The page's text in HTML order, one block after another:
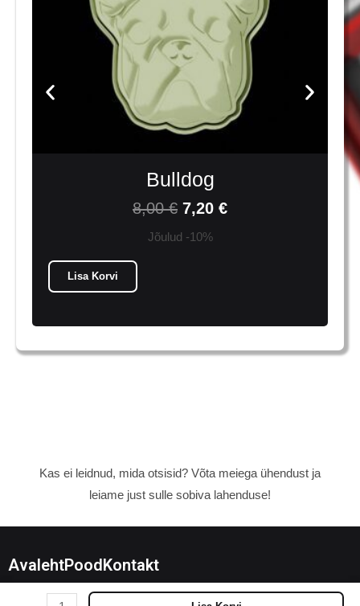
Bulldog
8,00€ 7,20 €
Jõulud -10%
Lisa Korvi
Kas ei leidnud, mida otsisid? Võta meiega ühendust ja
leiame just sulle sobiva lahenduse!
AvalehtPoodKontakt
Totodile